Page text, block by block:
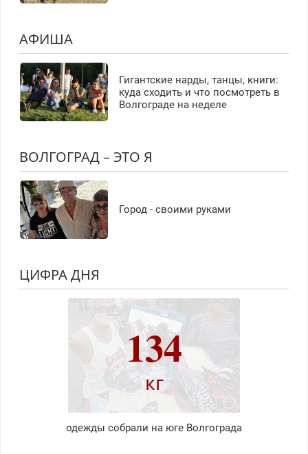
АФИША
Гигантские нарды, танцы, книги:
куда сходить и что посмотреть в
Волгограде на неделе
ВОЛГОГРАД – ЭТО Я
Город - своими руками
ЦИФРА ДНЯ
134
кг
одежды собрали на юге Волгограда